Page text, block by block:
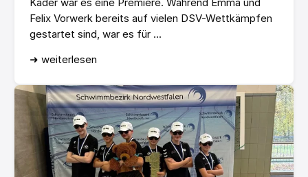
Felix Vorwerk bereits auf vielen DSV-Wettkämpfen
gestartet sind, war es für ...
➜ weiterlesen